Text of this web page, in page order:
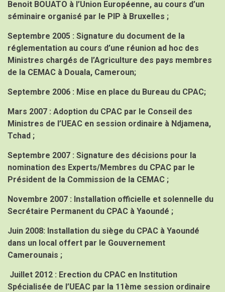
Benoit BOUATO à l’Union Européenne, au cours d’un
séminaire organisé par le PIP à Bruxelles ;
Septembre 2005 : Signature du document de la
réglementation au cours d’une réunion ad hoc des
Ministres chargés de l’Agriculture des pays membres
de la CEMAC à Douala, Cameroun;
Septembre 2006 : Mise en place du Bureau du CPAC;
Mars 2007 : Adoption du CPAC par le Conseil des
Ministres de l’UEAC en session ordinaire à Ndjamena,
Tchad ;
Septembre 2007 : Signature des décisions pour la
nomination des Experts/Membres du CPAC par le
Président de la Commission de la CEMAC ;
Novembre 2007 : Installation officielle et solennelle du
Secrétaire Permanent du CPAC à Yaoundé ;
Juin 2008: Installation du siège du CPAC à Yaoundé
dans un local offert par le Gouvernement
Camerounais ;
Juillet 2012 : Erection du CPAC en Institution
Spécialisée de l’UEAC par la 11ème session ordinaire